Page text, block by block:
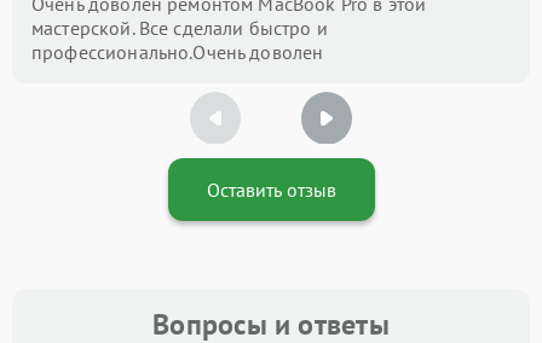
мастерской. Все сделали быстро и
профессионально.Очень доволен
Оставить отзыв
Вопросы и ответы